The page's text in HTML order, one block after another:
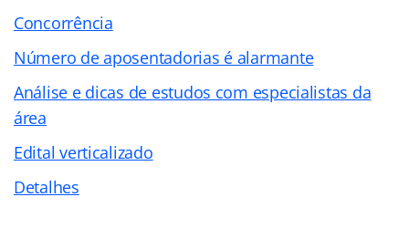
Concorrência
Número de aposentadorias é alarmante
Análise e dicas de estudos com especialistas da
área
Edital verticalizado
Detalhes